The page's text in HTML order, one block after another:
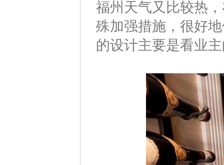
福州天气又比较热
殊加强措施，很好
的设计主要是看业